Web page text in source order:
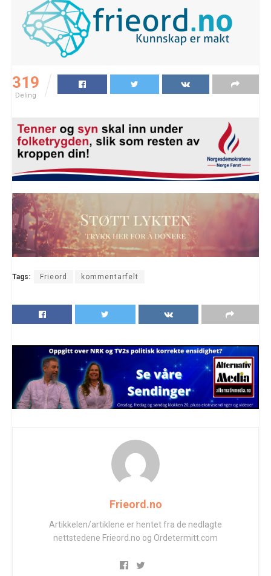
319
Deling
Tags: Frieord kommentarfelt
Frieord.no
Artikkelen/artiklene er hentet fra de nedlagte
nettstedene Frieord.no og Ordetermitt.com